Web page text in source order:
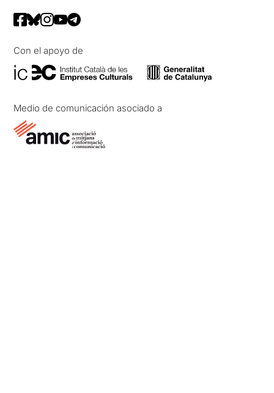
Con el apoyo de
Medio de comunicación asociado a